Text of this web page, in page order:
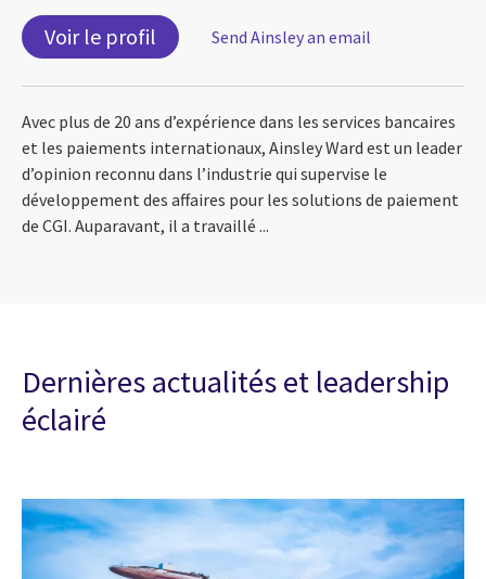
Voir le profil Send Ainsley an email
Avec plus de 20 ans d’expérience dans les services bancaires
et les paiements internationaux, Ainsley Ward est un leader
d’opinion reconnu dans l’industrie qui supervise le
développement des affaires pour les solutions de paiement
de CGI. Auparavant, il a travaillé ...
Dernières actualités et leadership
éclairé